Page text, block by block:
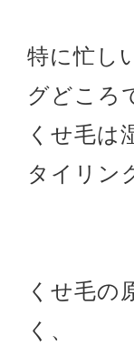
特に忙し
グどころ
くせ毛は
タイリン
くせ毛の
く、